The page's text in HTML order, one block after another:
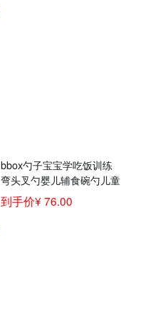
bbox勺子宝宝学吃饭训练
弯头叉勺婴儿辅食碗勺儿童
餐具套装一岁
到手价¥ 76.00